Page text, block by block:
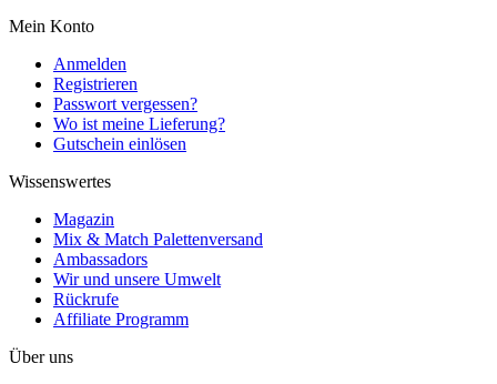
Mein Konto
Anmelden
Registrieren
Passwort vergessen?
Wo ist meine Lieferung?
Gutschein einlösen
Wissenswertes
Magazin
Mix & Match Palettenversand
Ambassadors
Wir und unsere Umwelt
Rückrufe
Affiliate Programm
Über uns